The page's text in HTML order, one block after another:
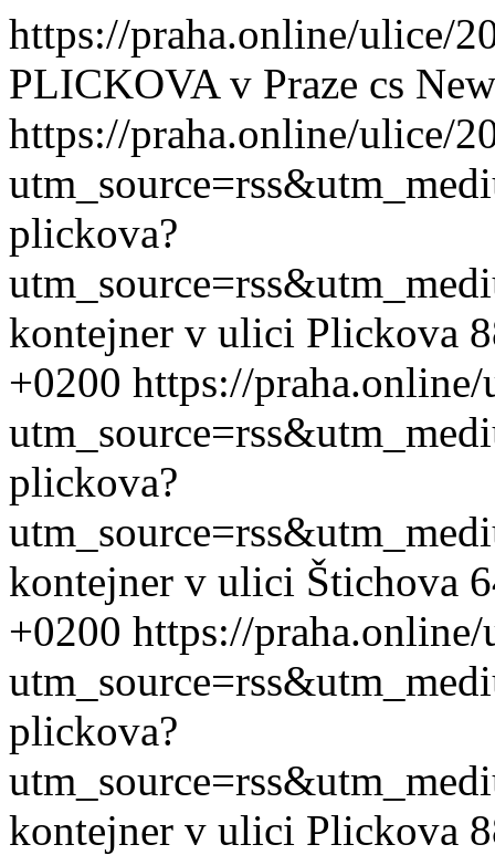
https://praha.online/ulice/
PLICKOVA v Praze cs
https://praha.online/ulice/
plickova?
kontejner v ulici Plickova
+0200 https://
plickova?
kontejner v ulici Štichova
+0200 https://
plickova?
kontejner v ulici Plickova